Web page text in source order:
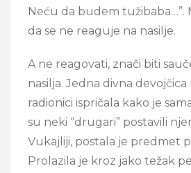
Neću da budem tužibaba…”.
da se ne reaguje na nasilje.
A ne reagovati, znači biti
nasilja. Jedna divna
radionici ispričala kako je
su neki “drugari” postavili
Vukajliji, postala je predmet
Prolazila je kroz jako težak